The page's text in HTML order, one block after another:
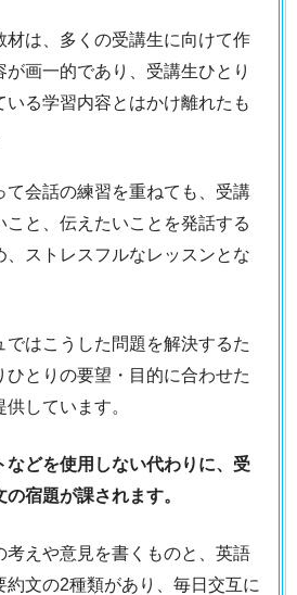
材は、多くの受講生に向けて作
が画一的であり、受講生ひとり
いる学習内容とはかけ離れたも
て会話の練習を重ねても、受講
こと、伝えたいことを発話する
、ストレスフルなレッスンとな
ではこうした問題を解決するた
ひとりの要望・目的に合わせた
しています。
などを使用しない代わりに、受
宿題が課されます。
考えや意見を書くものと、英語
約文の2種類があり、毎日交互に